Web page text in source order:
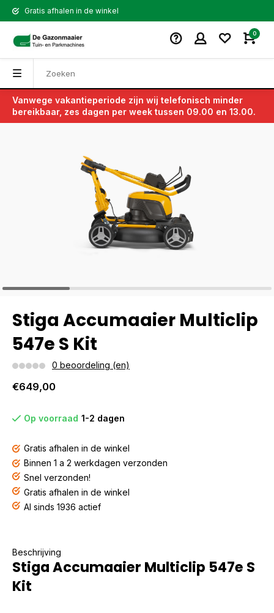
Gratis afhalen in de winkel
0
Vanwege vakantieperiode zijn wij telefonisch minder
bereikbaar, zes dagen per week tussen 09.00 en 13.00.
Terug
Stiga Accumaaier Multiclip
547e S Kit
0 beoordeling (en)
€649,00
Op voorraad 1-2 dagen
Gratis afhalen in de winkel
Binnen 1 a 2 werkdagen verzonden
Snel verzonden!
Gratis afhalen in de winkel
Al sinds 1936 actief
Beschrijving
Stiga Accumaaier Multiclip 547e S
Kit